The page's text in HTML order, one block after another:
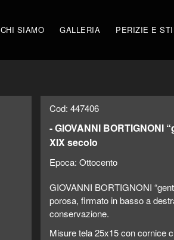
CHI SIAMO GALLERIA PERIZIE E
Cod: 447406
- GIOVANNI
XIX secolo
Epoca: Ottocento
GIOVANNI BORTIGNONI
porosa, firmato in basso a
conservazione.
Misure tela 25x15 con cornice